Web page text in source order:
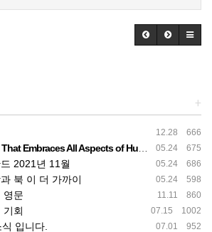
+
12.28 666
05.24 675
Embraces All Aspects of Human Life
05.24 686
2021년 11월
05.24 598
북 이 더 가까이
11.11 860
영문
07.15 1002
기회
07.01 952
입니다.